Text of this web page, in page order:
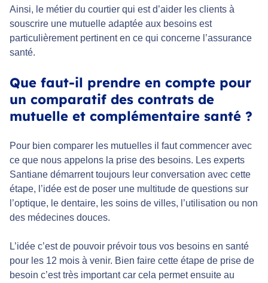
Ainsi, le métier du courtier qui est d’aider les clients à
souscrire une mutuelle adaptée aux besoins est
particulièrement pertinent en ce qui concerne l’assurance
santé.
Que faut-il prendre en compte pour
un comparatif des contrats de
mutuelle et complémentaire santé ?
Pour bien comparer les mutuelles il faut commencer avec
ce que nous appelons la prise des besoins. Les experts
Santiane démarrent toujours leur conversation avec cette
étape, l’idée est de poser une multitude de questions sur
l’optique, le dentaire, les soins de villes, l’utilisation ou non
des médecines douces.
L’idée c’est de pouvoir prévoir tous vos besoins en santé
pour les 12 mois à venir. Bien faire cette étape de prise de
besoin c’est très important car cela permet ensuite au